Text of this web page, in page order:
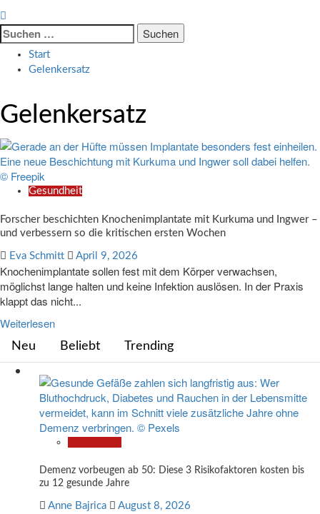
Suche
nach:
Start
Gelenkersatz
Gelenkersatz
Gesundheit
Forscher beschichten Knochenimplantate mit Kurkuma und Ingwer –
und verbessern so die kritischen ersten Wochen
Eva Schmitt April 9, 2026
Knochenimplantate sollen fest mit dem Körper verwachsen,
möglichst lange halten und keine Infektion auslösen. In der Praxis
klappt das nicht...
Weiterlesen
Neu Beliebt Trending
Demenz vorbeugen ab 50: Diese 3 Risikofaktoren kosten bis
zu 12 gesunde Jahre
Anne Bajrica August 8, 2026